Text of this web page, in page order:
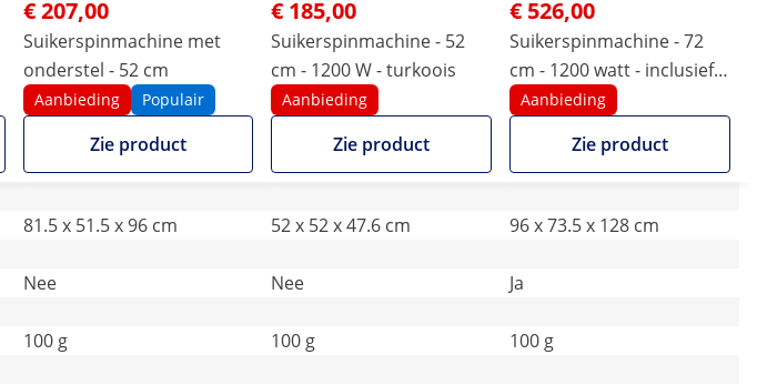
€ 207,00
Suikerspinmachine met
onderstel - 52 cm
Aanbieding Populair
Zie product
€ 185,00
Suikerspinmachine - 52
cm - 1200 W - turkoois
Aanbieding
Zie product
€ 526,00
Suikerspinmachine - 72
cm - 1200 watt - inclusief
onderstel
Aanbieding
Zie product
81.5 x 51.5 x 96 cm 52 x 52 x 47.6 cm
96 x 73.5 x 128 cm
Nee Nee
Ja
100 g 100 g
100 g